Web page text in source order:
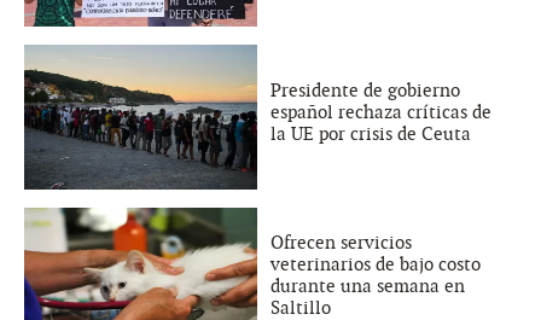
Presidente de gobierno
español rechaza críticas de
la UE por crisis de Ceuta
Ofrecen servicios
veterinarios de bajo costo
durante una semana en
Saltillo